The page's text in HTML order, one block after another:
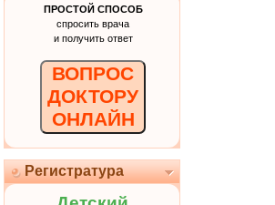
ПРОСТОЙ СПОСОБ
спросить врача
и получить ответ
ВОПРОС
ДОКТОРУ
ОНЛАЙН
Регистратура